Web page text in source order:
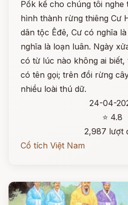
Pốk kể cho chúng tôi
hình thành rừng thiêng Cư
dân tộc Êđê, Cư có nghĩa
nghĩa là loạn luân. Ngày
có từ lúc nào không ai
có tên gọi; trên đồi rừng
nhiều loài thú dữ.
24-04-
⭐ 4.8
2,987 lượt
Cổ tích Việt Nam